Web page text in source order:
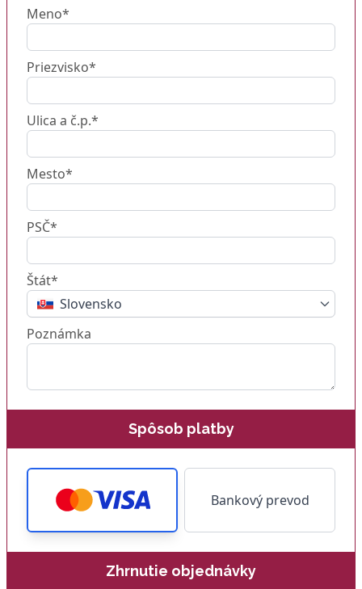
Meno*
Priezvisko*
Ulica a č.p.*
Mesto*
PSČ*
Štát*
Slovensko
Poznámka
Spôsob platby
Bankový prevod
Zhrnutie objednávky